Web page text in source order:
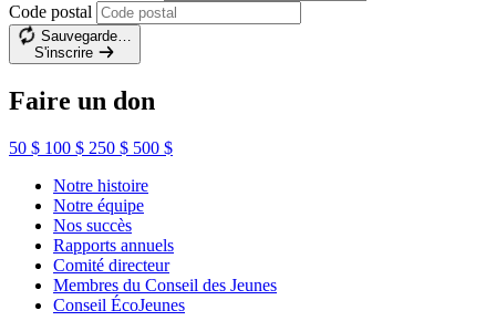
Code postal
Sauvegarde…
S'inscrire
Faire un don
50 $ 100 $ 250 $ 500 $
Notre histoire
Notre équipe
Nos succès
Rapports annuels
Comité directeur
Membres du Conseil des Jeunes
Conseil ÉcoJeunes